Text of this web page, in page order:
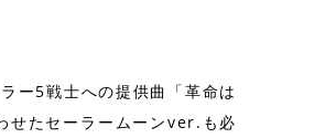
ー5戦士への提供曲「革命は
せたセーラームーンver.も必